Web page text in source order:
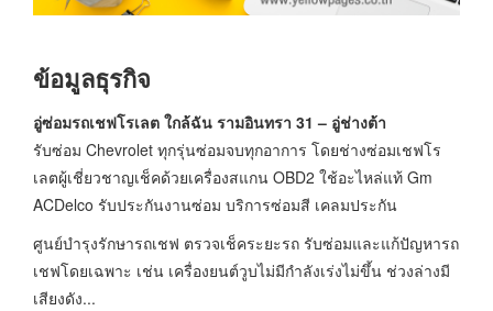
ข้อมูลธุรกิจ
อู่ซ่อมรถเชฟโรเลต ใกล้ฉัน รามอินทรา 31 – อู่ช่างต้า
รับซ่อม Chevrolet ทุกรุ่นซ่อมจบทุกอาการ โดยช่างซ่อมเชฟโร
เลตผู้เชี่ยวชาญเช็คด้วยเครื่องสแกน OBD2 ใช้อะไหล่แท้ Gm
ACDelco รับประกันงานซ่อม บริการซ่อมสี เคลมประกัน
ศูนย์บำรุงรักษารถเชฟ ตรวจเช็คระยะรถ รับซ่อมและแก้ปัญหารถ
เชฟโดยเฉพาะ เช่น เครื่องยนต์วูบไม่มีกำลังเร่งไม่ขึ้น ช่วงล่างมี
เสียงดัง...